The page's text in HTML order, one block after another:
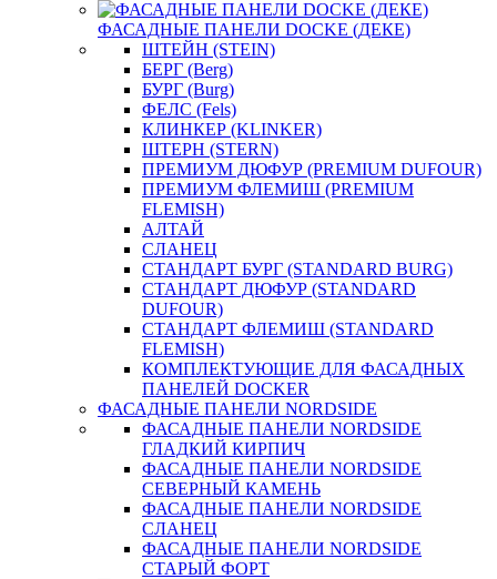
ФАСАДНЫЕ ПАНЕЛИ DOCKE (ДЕКЕ)
ШТЕЙН (STEIN)
БЕРГ (Berg)
БУРГ (Burg)
ФЕЛС (Fels)
КЛИНКЕР (KLINKER)
ШТЕРН (STERN)
ПРЕМИУМ ДЮФУР (PREMIUM DUFOUR)
ПРЕМИУМ ФЛЕМИШ (PREMIUM
FLEMISH)
АЛТАЙ
СЛАНЕЦ
СТАНДАРТ БУРГ (STANDARD BURG)
СТАНДАРТ ДЮФУР (STANDARD
DUFOUR)
СТАНДАРТ ФЛЕМИШ (STANDARD
FLEMISH)
КОМПЛЕКТУЮЩИЕ ДЛЯ ФАСАДНЫХ
ПАНЕЛЕЙ DOCKER
ФАСАДНЫЕ ПАНЕЛИ NORDSIDE
ФАСАДНЫЕ ПАНЕЛИ NORDSIDE
ГЛАДКИЙ КИРПИЧ
ФАСАДНЫЕ ПАНЕЛИ NORDSIDE
СЕВЕРНЫЙ КАМЕНЬ
ФАСАДНЫЕ ПАНЕЛИ NORDSIDE
СЛАНЕЦ
ФАСАДНЫЕ ПАНЕЛИ NORDSIDE
СТАРЫЙ ФОРТ